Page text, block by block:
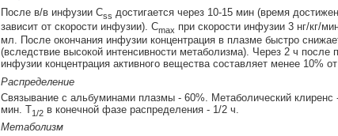
После в/в инфузии Css достигается через 10-15 мин (время
зависит от скорости инфузии). Cmax при скорости инфузии 3 нг/кг/
мл. После окончания инфузии концентрация в плазме быстро
(вследствие высокой интенсивности метаболизма). Через 2 ч после
инфузии концентрация активного вещества составляет менее 10%
Распределение
Связывание с альбуминами плазмы - 60%. Метаболический клиренс
мин. T1/2в конечной фазе распределения - 1/2 ч.
Метаболизм